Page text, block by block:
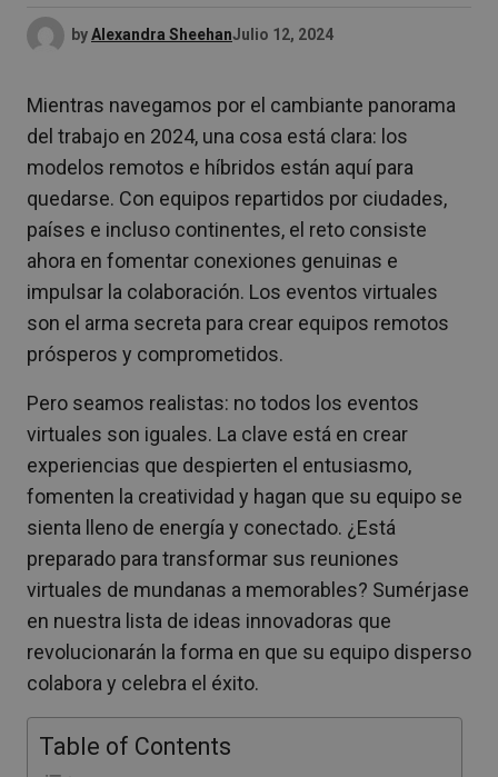
byAlexandra SheehanJulio 12, 2024
Mientras navegamos por el cambiante panorama
del trabajo en 2024, una cosa está clara: los
modelos remotos e híbridos están aquí para
quedarse. Con equipos repartidos por ciudades,
países e incluso continentes, el reto consiste
ahora en fomentar conexiones genuinas e
impulsar la colaboración. Los eventos virtuales
son el arma secreta para crear equipos remotos
prósperos y comprometidos.
Pero seamos realistas: no todos los eventos
virtuales son iguales. La clave está en crear
experiencias que despierten el entusiasmo,
fomenten la creatividad y hagan que su equipo se
sienta lleno de energía y conectado. ¿Está
preparado para transformar sus reuniones
virtuales de mundanas a memorables? Sumérjase
en nuestra lista de ideas innovadoras que
revolucionarán la forma en que su equipo disperso
colabora y celebra el éxito.
Table of Contents